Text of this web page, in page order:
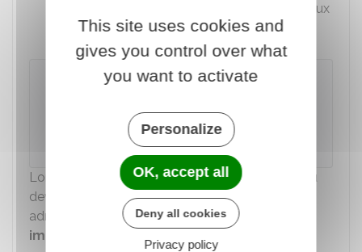
Si la question posée a un caractère sérieux
ou nouveau.
À noter
présente la liste des dispositions déjà
déclarées conformes à la Constitution.
Lorsqu'une QPC est posée devant un tribunal ou
devant une cour d'appel (judiciaire ou
administratif), un examen doit se faire
immédiatement.
This site uses cookies and
gives you control over what
you want to activate
Personalize
OK, accept all
Deny all cookies
Privacy policy